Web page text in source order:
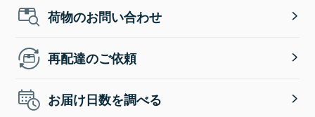
荷物のお問い合わせ
再配達のご依頼
お届け日数を調べる